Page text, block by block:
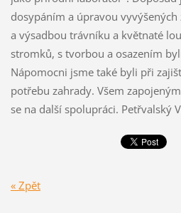
dosypáním a úpravou
a výsadbou trávníku a květnaté
stromků, s tvorbou a osazením
Nápomocni jsme také byli při
potřebu zahrady. Všem
se na další spolupráci. Petřvalský
« Zpět